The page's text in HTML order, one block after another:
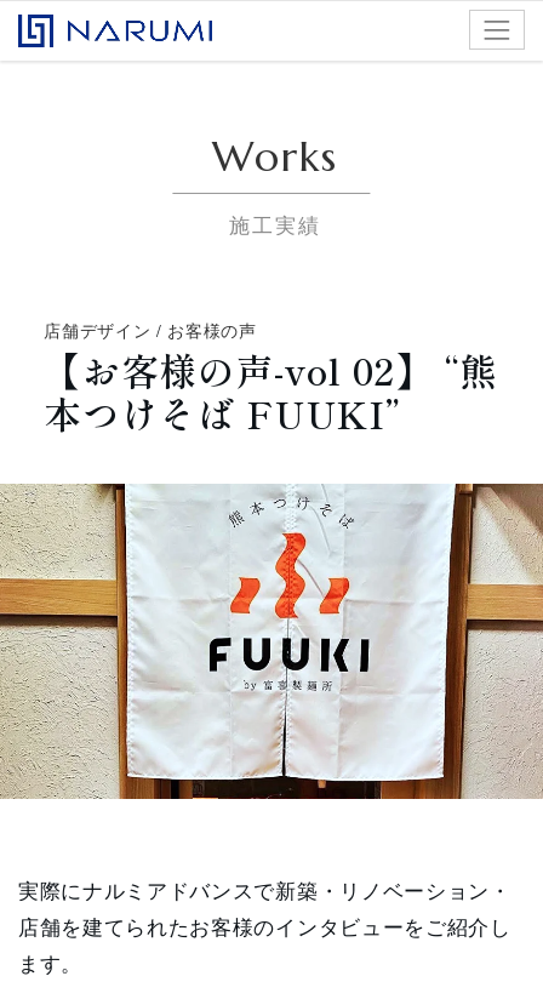
コンテンツへスキップ
株式会社ナルミアドバンス
Works
施工実績
店舗デザイン / お客様の声
【お客様の声-vol 02】 “熊
本つけそば FUUKI”
実際にナルミアドバンスで新築・リノベーション・
店舗を建てられたお客様のインタビューをご紹介し
ます。